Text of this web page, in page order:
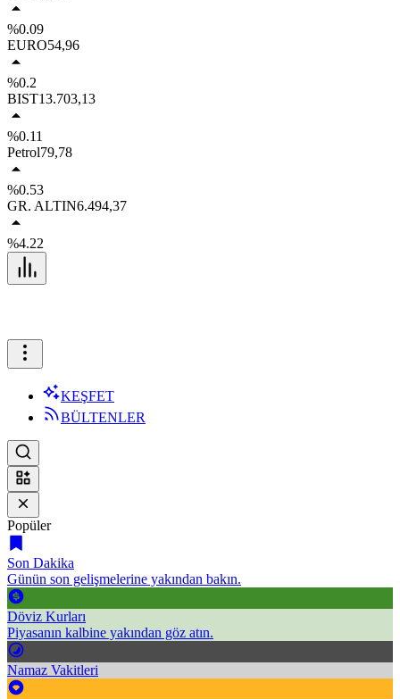
%0.09
EURO54,96
%0.2
BIST13.703,13
%0.11
Petrol79,78
%0.53
GR. ALTIN6.494,37
%4.22
KEŞFET
BÜLTENLER
Popüler
Son Dakika
Günün son gelişmelerine yakından bakın.
Döviz Kurları
Piyasanın kalbine yakından göz atın.
Namaz Vakitleri